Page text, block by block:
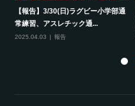
【報告】3/30(日)ラグビー小学部通
常練習、アスレチック通...
2025.04.03 報告